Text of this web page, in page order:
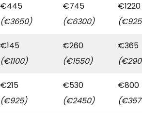
€445
(€3650)
€745
(€6300)
€1220
€145
(€1100)
€260
(€1550)
€365
€215
(€925)
€530
(€2450)
€800